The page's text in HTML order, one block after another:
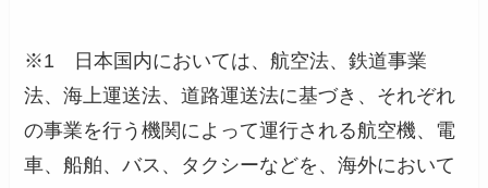
※1 日本国内においては、航空法、鉄道事業
法、海上運送法、道路運送法に基づき、それぞれ
の事業を行う機関によって運行される航空機、電
車、船舶、バス、タクシーなどを、海外において